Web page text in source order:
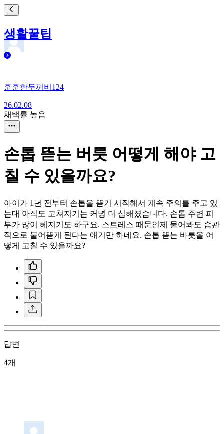
생활꿀팁
훈훈한두꺼비124
26.02.08
채택률 높음
손톱 뜯는 버릇 어떻게 해야 고
칠 수 있을까요?
아이가 1년 전부터 손톱을 뜯기 시작해서 계속 주의를 주고 있
는대 아직도 고쳐지기는 커녕 더 심해졌습니다. 손톱 주변 피
부가 많이 헤지기도 하구요. 스트레스 때문인제 물어봐도 습관
적으로 물어뜯게 된다는 얘기만 하네요. 손톱 뜯는 바릇을 어
떻게 고칠 수 있을까요?
답변
4개